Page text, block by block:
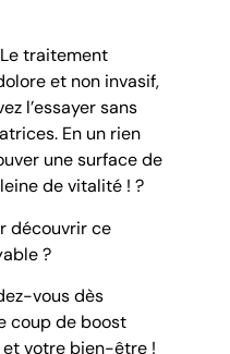
traitement
et non invasif,
l’essayer sans
En un rien
une surface de
de vitalité ! ?
découvrir ce
?
vous dès
coup de boost
votre bien-être !